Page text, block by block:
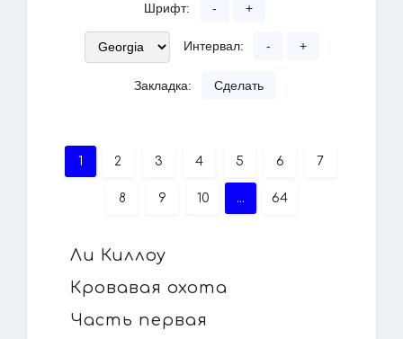
Шрифт: - +
Интервал: - +
Закладка: Сделать
1 2 3 4 5 6 7
8 9 10 ... 64
Ли Киллоу
Кровавая охота
Часть первая